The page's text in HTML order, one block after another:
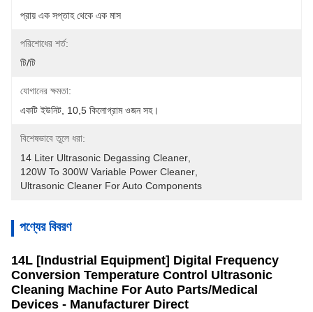
প্রায় এক সপ্তাহ থেকে এক মাস
পরিশোধের শর্ত:
টি/টি
যোগানের ক্ষমতা:
একটি ইউনিট, 10,5 কিলোগ্রাম ওজন সহ।
বিশেষভাবে তুলে ধরা:
14 Liter Ultrasonic Degassing Cleaner
120W To 300W Variable Power Cleaner
Ultrasonic Cleaner For Auto Components
পণ্যের বিবরণ
14L [Industrial Equipment] Digital Frequency
Conversion Temperature Control Ultrasonic
Cleaning Machine For Auto Parts/Medical
Devices - Manufacturer Direct